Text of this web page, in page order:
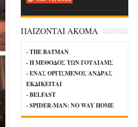
ΠΑΙΖΟΝΤΑΙ ΑΚΟΜΑ
- THE BATMAN
- Η ΜΕΘΟΔΟΣ ΤΩΝ ΓΟΥΛΙΑΜΣ
- ΕΝΑΣ ΟΡΓΙΣΜΕΝΟΣ ΑΝΔΡΑΣ
ΕΚΔΙΚΕΙΤΑΙ
- BELFAST
- SPIDER-MAN: NO WAY HOME